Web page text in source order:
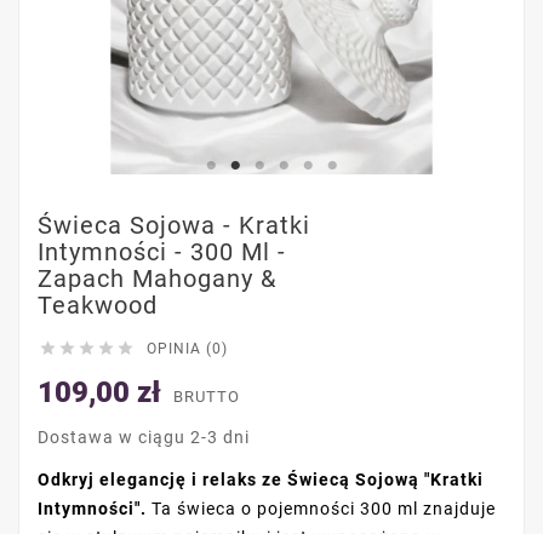
Świeca Sojowa - Kratki
Intymności - 300 Ml -
Zapach Mahogany &
Teakwood
     OPINIA (0)
109,00 zł BRUTTO
Dostawa w ciągu 2-3 dni
Odkryj elegancję i relaks ze Świecą Sojową "Kratki
Intymności". Ta świeca o pojemności 300 ml znajduje